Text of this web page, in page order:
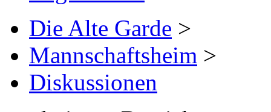
Die Alte Garde >
Mannschaftsheim >
Diskussionen